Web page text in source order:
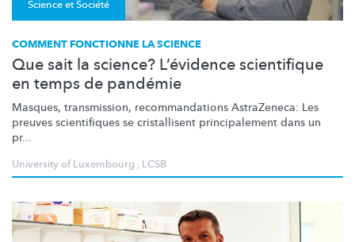
Science et Société
COMMENT FONCTIONNE LA SCIENCE
Que sait la science? L’évidence scientifique
en temps de pandémie
Masques, transmission, recommandations AstraZeneca: Les
preuves scientifiques se cristallisent principalement dans un
pr...
University of Luxembourg , LCSB